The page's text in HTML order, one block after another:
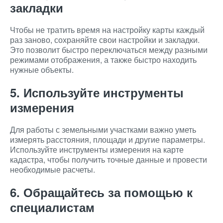
закладки
Чтобы не тратить время на настройку карты каждый
раз заново, сохраняйте свои настройки и закладки.
Это позволит быстро переключаться между разными
режимами отображения, а также быстро находить
нужные объекты.
5. Используйте инструменты
измерения
Для работы с земельными участками важно уметь
измерять расстояния, площади и другие параметры.
Используйте инструменты измерения на карте
кадастра, чтобы получить точные данные и провести
необходимые расчеты.
6. Обращайтесь за помощью к
специалистам